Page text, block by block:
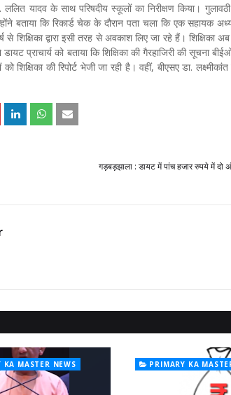
ललित यादव के साथ परिषदीय स्कूलों का निरीक्षण किया।
बताया कि रिकार्ड चेक के दौरान पता चला कि एक सहायक
द्वारा इसी तरह से अवकाश लिए जा रहे हैं। शिक्षिका
प्राचार्य को बताया कि शिक्षिका की गैरहाजिरी की सूचना
की रिपोर्ट भेजी जा रही है। वहीं, बीएसए डा.
गड़बड़झाला : डायट में पांच हजार रुपये में दो
KA MASTER NEWS PRIMARY KA